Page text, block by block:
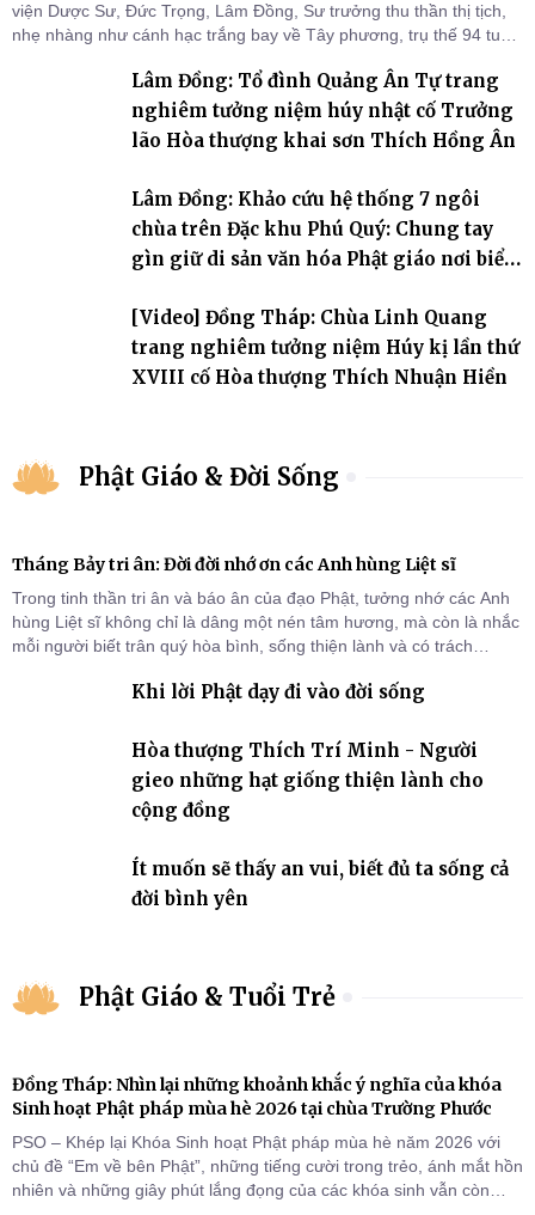
viện Dược Sư, Đức Trọng, Lâm Đồng, Sư trưởng thu thần thị tịch,
nhẹ nhàng như cánh hạc trắng bay về Tây phương, trụ thế 94 tuổi
Lâm Đồng: Tổ đình Quảng Ân Tự trang
nghiêm tưởng niệm húy nhật cố Trưởng
lão Hòa thượng khai sơn Thích Hồng Ân
Lâm Đồng: Khảo cứu hệ thống 7 ngôi
chùa trên Đặc khu Phú Quý: Chung tay
gìn giữ di sản văn hóa Phật giáo nơi biển
[Video] Đồng Tháp: Chùa Linh Quang
trang nghiêm tưởng niệm Húy kị lần thứ
XVIII cố Hòa thượng Thích Nhuận Hiền
Phật Giáo & Đời Sống
Tháng Bảy tri ân: Đời đời nhớ ơn các Anh hùng Liệt sĩ
Trong tinh thần tri ân và báo ân của đạo Phật, tưởng nhớ các Anh
hùng Liệt sĩ không chỉ là dâng một nén tâm hương, mà còn là nhắc
mỗi người biết trân quý hòa bình, sống thiện lành và có trách
Khi lời Phật dạy đi vào đời sống
Hòa thượng Thích Trí Minh - Người
gieo những hạt giống thiện lành cho
cộng đồng
Ít muốn sẽ thấy an vui, biết đủ ta sống cả
đời bình yên
Phật Giáo & Tuổi Trẻ
Đồng Tháp: Nhìn lại những khoảnh khắc ý nghĩa của khóa
Sinh hoạt Phật pháp mùa hè 2026 tại chùa Trường Phước
PSO – Khép lại Khóa Sinh hoạt Phật pháp mùa hè năm 2026 với
chủ đề “Em về bên Phật”, những tiếng cười trong trẻo, ánh mắt hồn
nhiên và những giây phút lắng đọng của các khóa sinh vẫn còn